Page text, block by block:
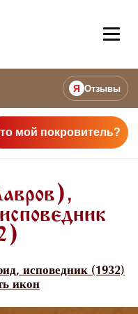
Я Отзывы
мой покровитель?
исповедник (1932)
икон